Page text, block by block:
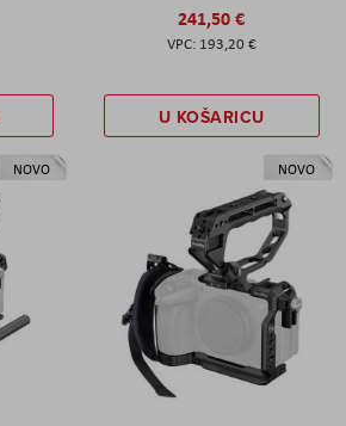
241,50 €
193,20 €
U KOŠARICU
NOVO NOVO